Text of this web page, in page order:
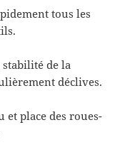
tous les
de la
déclives.
et place des roues-